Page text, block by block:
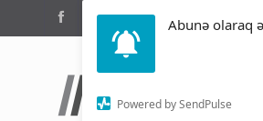
Abunə olaraq
Powered by SendPulse
Adımız yolumuzdur